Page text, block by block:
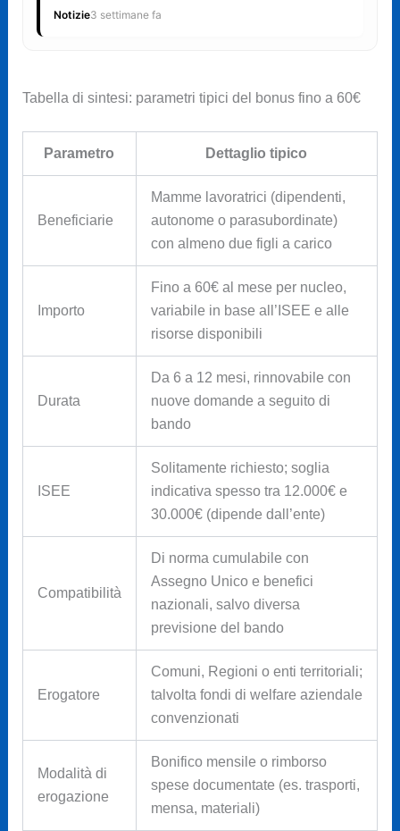
Notizie3 settimane fa
Tabella di sintesi: parametri tipici del bonus fino a 60€
Parametro Dettaglio tipico
Beneficiarie
Mamme lavoratrici (dipendenti,
autonome o parasubordinate)
con almeno due figli a carico
Importo
Fino a 60€ al mese per nucleo,
variabile in base all’ISEE e alle
risorse disponibili
Durata
Da 6 a 12 mesi, rinnovabile con
nuove domande a seguito di
bando
ISEE
Solitamente richiesto; soglia
indicativa spesso tra 12.000€ e
30.000€ (dipende dall’ente)
Compatibilità
Di norma cumulabile con
Assegno Unico e benefici
nazionali, salvo diversa
previsione del bando
Erogatore
Comuni, Regioni o enti territoriali;
talvolta fondi di welfare aziendale
convenzionati
Modalità di
erogazione
Bonifico mensile o rimborso
spese documentate (es. trasporti,
mensa, materiali)